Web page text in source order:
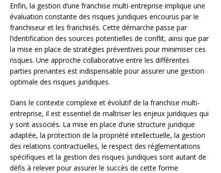
Enfin, la gestion d’une franchise multi-entreprise implique une
évaluation constante des risques juridiques encourus par le
franchiseur et les franchisés. Cette démarche passe par
l’identification des sources potentielles de conflit, ainsi que par
la mise en place de stratégies préventives pour minimiser ces
risques. Une approche collaborative entre les différentes
parties prenantes est indispensable pour assurer une gestion
optimale des risques juridiques.
Dans le contexte complexe et évolutif de la franchise multi-
entreprise, il est essentiel de maîtriser les enjeux juridiques qui
y sont associés. La mise en place d’une structure juridique
adaptée, la protection de la propriété intellectuelle, la gestion
des relations contractuelles, le respect des réglementations
spécifiques et la gestion des risques juridiques sont autant de
défis à relever pour assurer le succès de cette forme